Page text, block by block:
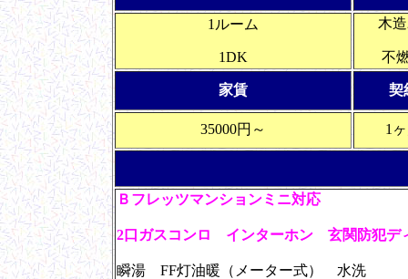
1ルーム
1DK
木
不
家賃 契
35000円～ 1
Ｂフレッツマンションミニ対応
2口ガスコンロ インターホン 玄関防犯
瞬湯 FF灯油暖（メーター式） 水洗